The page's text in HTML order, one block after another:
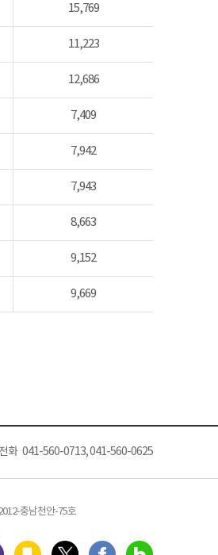
15,769
11,223
12,686
7,409
7,942
7,943
8,663
9,152
9,669
화 041-560-0713, 041-560-0625
충남천안-75호